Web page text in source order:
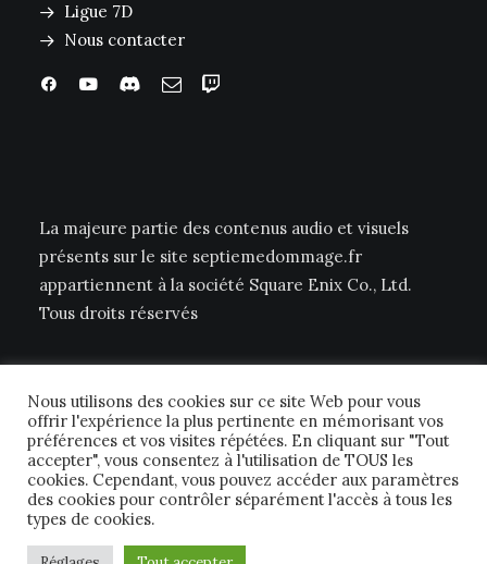
Ligue 7D
Nous contacter
La majeure partie des contenus audio et visuels
présents sur le site septiemedommage.fr
appartiennent à la société Square Enix Co., Ltd.
Tous droits réservés
© 2026 Septième Dommage FFTCG. | Tous droits réservés.
Nous utilisons des cookies sur ce site Web pour vous
offrir l'expérience la plus pertinente en mémorisant vos
préférences et vos visites répétées. En cliquant sur "Tout
accepter", vous consentez à l'utilisation de TOUS les
cookies. Cependant, vous pouvez accéder aux paramètres
des cookies pour contrôler séparément l'accès à tous les
types de cookies.